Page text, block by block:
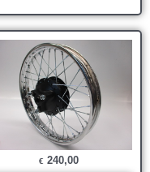
€ 240,00